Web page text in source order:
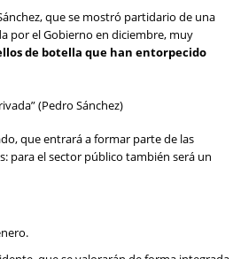
que se mostró partidario de una
por el Gobierno en diciembre, muy
de botella que han entorpecido
(Pedro Sánchez)
que entrará a formar parte de las
para el sector público también será un